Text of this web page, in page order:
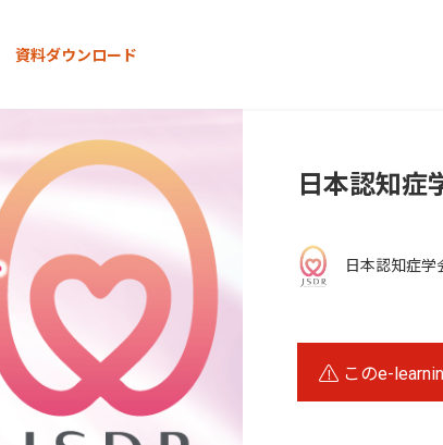
資料ダウンロード
日本認知
日本認知症学
このe-